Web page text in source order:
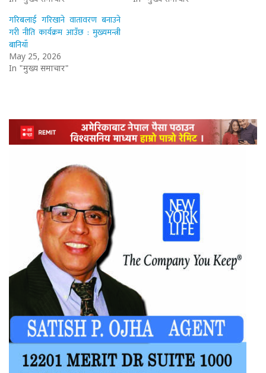
गरिबलाई गरिखाने वातावरण बनाउने
गरी नीति कार्यक्रम आउँछ : मुख्यमन्त्री
बानियाँ
May 25, 2026
In "मुख्य समाचार"